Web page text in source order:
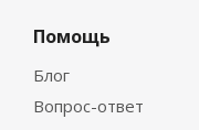
Помощь
Блог
Вопрос-ответ